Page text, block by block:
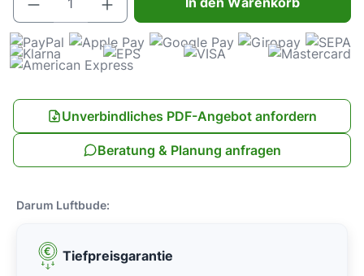
Unverbindliches PDF-Angebot anfordern
Beratung & Planung anfragen
Darum Luftbude:
Tiefpreisgarantie